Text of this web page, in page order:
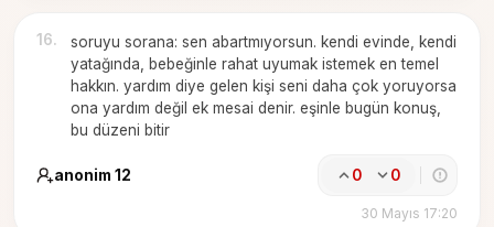
16.
soruyu sorana: sen abartmıyorsun. kendi evinde, kendi
yatağında, bebeğinle rahat uyumak istemek en temel
hakkın. yardım diye gelen kişi seni daha çok yoruyorsa
ona yardım değil ek mesai denir. eşinle bugün konuş,
bu düzeni bitir
anonim 12 0 0
30 Mayıs 17:20